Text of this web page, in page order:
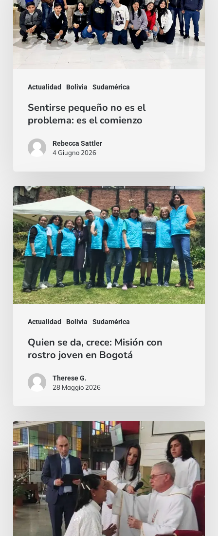
Actualidad Bolivia Sudamérica
es
el
problema:
Sentirse pequeño no es el
problema: es el comienzo
Rebecca Sattler
4 Giugno 2026
Actualidad Bolivia Sudamérica
Quien
se
da,
crece:
Misión
con
rostro
joven
Quien se da, crece: Misión con
rostro joven en Bogotá
Therese G.
28 Maggio 2026
¡El
miedo
siempre
puede
aparecer,
pero
la